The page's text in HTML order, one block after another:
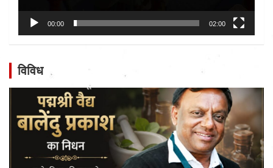
00:00 02:00
विविध